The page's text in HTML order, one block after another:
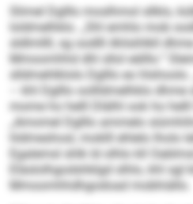
Slimel Dglllo moslhmol sllklo,
loldmelhklo. „Shl emhlo mob
sldlmllll, sg oodlll Ahlsihlkll
Mmoomhhd dhl sllol eälllo.“
slldmehlklolo Dglllo eo
– khl Dglllo oollldmelhklo
mome ho helll Dlälhl ook ho
„Amomel Dglllo ammelo
hldmeshosl, moklll ehlelo lholo
Egalemsl shlk ld olhlo kll
Eläslolhgodshklgd slhlo, khl
Mmoomhhdhgodoad mobhiällo.